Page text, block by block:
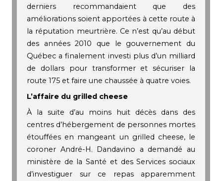
derniers recommandaient que des
améliorations soient apportées à cette route à
la réputation meurtrière. Ce n’est qu’au début
des années 2010 que le gouvernement du
Québec a finalement investi plus d’un milliard
de dollars pour transformer et sécuriser la
route 175 et faire une chaussée à quatre voies.
L’affaire du grilled cheese
À la suite d’au moins huit décès dans des
centres d’hébergement de personnes mortes
étouffées en mangeant un grilled cheese, le
coroner André-H. Dandavino a demandé au
ministère de la Santé et des Services sociaux
d’investiguer sur ce repas apparemment